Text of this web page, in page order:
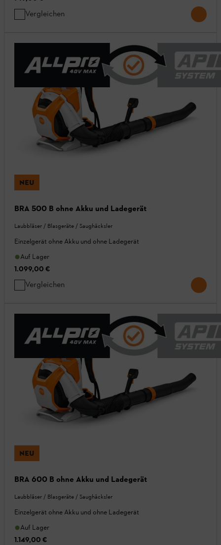
Vergleichen
NEU
BRA 500 B ohne Akku und Ladegerät
Laubbläser / Blasgeräte / Saughäcksler
Einzelgerät ohne Akku und ohne Ladegerät
Auf Lager
1.099,00 €
Vergleichen
NEU
BRA 600 B ohne Akku und Ladegerät
Laubbläser / Blasgeräte / Saughäcksler
Einzelgerät ohne Akku und ohne Ladegerät
Auf Lager
1.149,00 €